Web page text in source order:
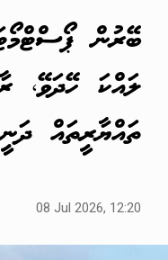
ބޭރުން
ލައްކަ ހޭދަވޭ،
ތައްޔާރީތައް
08 Jul 2026, 12:20